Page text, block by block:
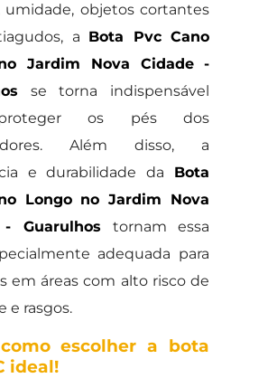
umidade, objetos cortantes
a Bota Pvc Cano
Jardim Nova Cidade -
se torna indispensável
os pés dos
Além disso, a
e durabilidade da Bota
Longo no Jardim Nova
Guarulhos tornam essa
adequada para
em áreas com alto risco de
e rasgos.
escolher a bota
ideal!